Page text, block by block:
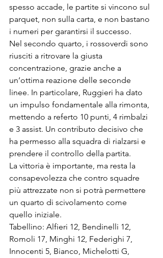
spesso accade, le partite si vincono sul
parquet, non sulla carta, e non bastano
i numeri per garantirsi il successo.
Nel secondo quarto, i rossoverdi sono
riusciti a ritrovare la giusta
concentrazione, grazie anche a
un’ottima reazione delle seconde
linee. In particolare, Ruggieri ha dato
un impulso fondamentale alla rimonta,
mettendo a referto 10 punti, 4 rimbalzi
e 3 assist. Un contributo decisivo che
ha permesso alla squadra di rialzarsi e
prendere il controllo della partita.
La vittoria è importante, ma resta la
consapevolezza che contro squadre
più attrezzate non si potrà permettere
un quarto di scivolamento come
quello iniziale.
Tabellino: Alfieri 12, Bendinelli 12,
Romoli 17, Minghi 12, Federighi 7,
Innocenti 5, Bianco, Michelotti G,